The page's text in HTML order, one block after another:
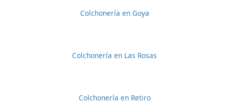
Colchonería en Goya
Colchonería en Las Rosas
Colchonería en Retiro